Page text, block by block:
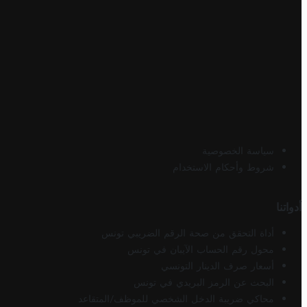
سياسة الخصوصية
شروط وأحكام الاستخدام
أدواتنا
أداة التحقق من صحة الرقم الضريبي تونس
محول رقم الحساب الآيبان في تونس
أسعار صرف الدينار التونسي
البحث عن الرمز البريدي في تونس
محاكي ضريبة الدخل الشخصي للموظف/المتقاعد